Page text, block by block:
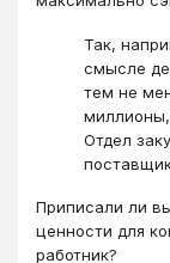
Так,
смысле
тем не
миллионы,
Отдел
Приписали ли
ценности для
работник?